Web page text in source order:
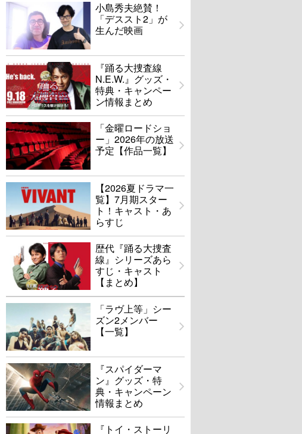
小島秀夫絶賛！
「デススト2」が
生んだ映画
『踊る大捜査線
N.E.W.』グッズ・
特典・キャンペー
ン情報まとめ
「金曜ロードショ
ー」2026年の放送
予定【作品一覧】
【2026夏ドラマ一
覧】7月期スター
ト！キャスト・あ
らすじ
歴代『踊る大捜査
線』シリーズあら
すじ・キャスト
【まとめ】
「ラヴ上等」シー
ズン2メンバー
【一覧】
『スパイダーマ
ン』グッズ・特
典・キャンペーン
情報まとめ
『トイ・ストーリ